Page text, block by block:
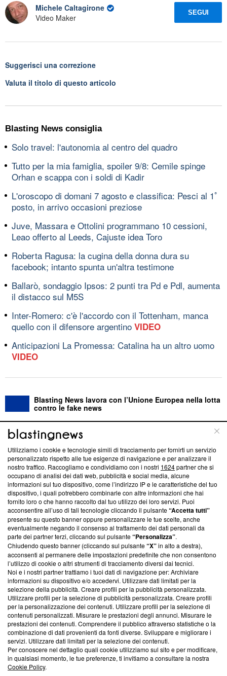
Michele Caltagirone
Video Maker
SEGUI
Suggerisci una correzione
Valuta il titolo di questo articolo
Blasting News consiglia
Solo travel: l'autonomia al centro del quadro
Tutto per la mia famiglia, spoiler 9/8: Cemile spinge
Orhan e scappa con i soldi di Kadir
L'oroscopo di domani 7 agosto e classifica: Pesci al 1ﾟ
posto, in arrivo occasioni preziose
Juve, Massara e Ottolini programmano 10 cessioni,
Leao offerto al Leeds, Cajuste idea Toro
Roberta Ragusa: la cugina della donna dura su
facebook; intanto spunta un'altra testimone
Ballarò, sondaggio Ipsos: 2 punti tra Pd e Pdl, aumenta
il distacco sul M5S
Inter-Romero: c'è l'accordo con il Tottenham, manca
quello con il difensore argentino VIDEO
Anticipazioni La Promessa: Catalina ha un altro uomo
VIDEO
Blasting News lavora con l’Unione Europea nella lotta
contro le fake news
ABOUT LINEA EDITORIALE
Questa sezione offre informazioni trasparenti su Blasting
News, sui nostri processi editoriali e su come ci impegniamo a
creare news di qualità. Inoltre, afferma la nostra aderenza a
‘Trust Project - News with Integrity’Blasting News non è
ancora membro del programma, ma ha richiesto di farne
parte; Trust Project non ha ancora effettuato una verifica di
conformità agli standard.
Su di noi
Team editoriale
Corporate
Redazione
Informativa Privacy
Cookie Policy
Blasting SA, IDI CHE-247.845.224, Via Carlo Frasca, 3 - 6900
Lugano (Svizzera) Tel:+39 0690258937
Utilizziamo i cookie e tecnologie simili di tracciamento per fornirti un servizio
personalizzato rispetto alle tue esigenze di navigazione e per analizzare il
nostro traffico. Raccogliamo e condividiamo con i nostri 1624partner che si
occupano di analisi dei dati web, pubblicità e social media, alcune
informazioni sul tuo dispositivo, come l’indirizzo IP e le caratteristiche del tuo
dispositivo, i quali potrebbero combinarle con altre informazioni che hai
fornito loro o che hanno raccolto dal tuo utilizzo dei loro servizi. Puoi
acconsentire all’uso di tali tecnologie cliccando il pulsante“Accetta tutti”
presente su questo banner oppure personalizzare le tue scelte, anche
eventualmente negando il consenso al trattamento dei dati personali da
parte dei partner terzi, cliccando sul pulsante“Personalizza”.
Chiudendo questo banner (cliccando sul pulsante“X”in alto a destra),
acconsenti al permanere delle impostazioni predefinite che non consentono
l’utilizzo di cookie o altri strumenti di tracciamento diversi dai tecnici.
Noi e i nostri partner trattiamo i tuoi dati di navigazione per: Archiviare
informazioni su dispositivo e/o accedervi. Utilizzare dati limitati per la
selezione della pubblicità. Creare profili per la pubblicità personalizzata.
Utilizzare profili per la selezione di pubblicità personalizzata. Creare profili
per la personalizzazione dei contenuti. Utilizzare profili per la selezione di
contenuti personalizzati. Misurare le prestazioni degli annunci. Misurare le
prestazioni dei contenuti. Comprendere il pubblico attraverso statistiche o la
combinazione di dati provenienti da fonti diverse. Sviluppare e migliorare i
servizi. Utilizzare dati limitati per la selezione dei contenuti.
Per conoscere nel dettaglio quali cookie utilizziamo sul sito e per modificare,
in qualsiasi momento, le tue preferenze, ti invitiamo a consultare la nostra
Cookie Policy.